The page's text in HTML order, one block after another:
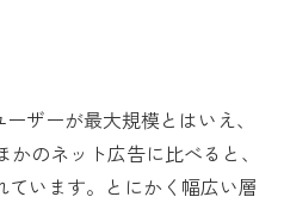
ザーが最大規模とはいえ、
のネット広告に比べると、
います。とにかく幅広い層